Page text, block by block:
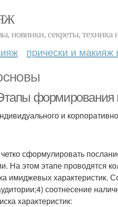
новинки, секреты, техника
прически и макияж
и
сформулировать
этом этапе проводятся
характеристик.
соотнесение
характеристик: